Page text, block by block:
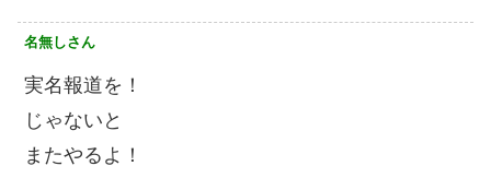
名無しさん
実名報道を！
じゃないと
またやるよ！